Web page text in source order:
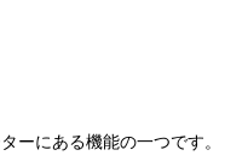
ーにある機能の一つです。